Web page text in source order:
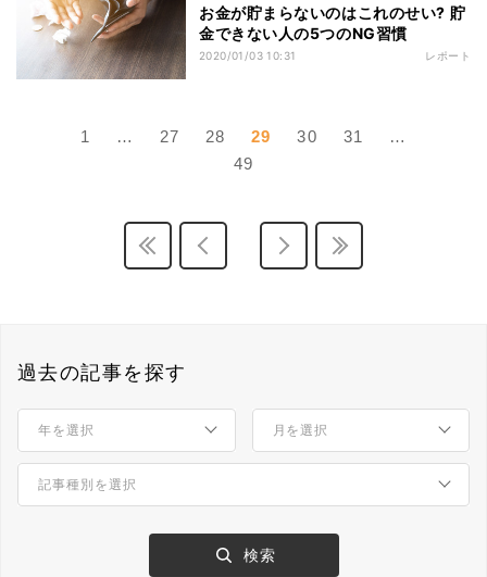
お金が貯まらないのはこれのせい? 貯
金できない人の5つのNG習慣
2020/01/03 10:31 レポート
1 … 27 28 29 30 31
…
49
過去の記事を探す